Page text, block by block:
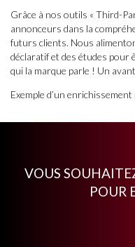
Grâce à nos outils « Third-
annonceurs dans la
futurs clients. Nous
déclaratif et des études pour
qui la marque parle ! Un
Exemple d’un
VOUS
POUR